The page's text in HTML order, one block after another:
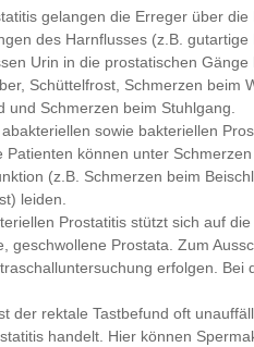
gelangen die Erreger über
des Harnflusses (z.B.
Urin in die prostatischen Gänge
Schüttelfrost, Schmerzen beim
Schmerzen beim Stuhlgang.
sowie bakteriellen
können unter
(z.B. Schmerzen beim
leiden.
Prostatitis stützt sich auf
geschwollene Prostata. Zum
erfolgen.
der rektale Tastbefund oft
handelt. Hier können